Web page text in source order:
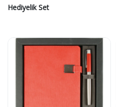
Hediyelik Set